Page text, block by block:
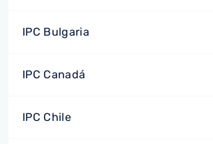
IPC Bulgaria
IPC Canadá
IPC Chile